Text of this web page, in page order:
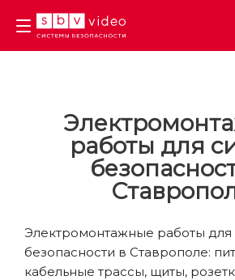
работы для
Электромонтажные работы для
безопасности в Ставрополе:
кабельные трассы, щиты,